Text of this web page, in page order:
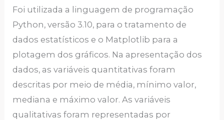
Foi utilizada a linguagem de programação
Python, versão 3.10, para o tratamento de
dados estatísticos e o Matplotlib para a
plotagem dos gráficos. Na apresentação dos
dados, as variáveis quantitativas foram
descritas por meio de média, mínimo valor,
mediana e máximo valor. As variáveis
qualitativas foram representadas por